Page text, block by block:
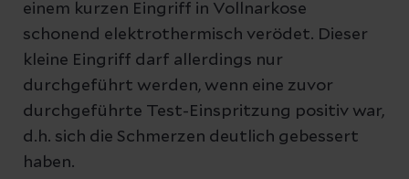
einem kurzen Eingriff in Vollnarkose
schonend elektrothermisch verödet. Dieser
kleine Eingriff darf allerdings nur
durchgeführt werden, wenn eine zuvor
durchgeführte Test-Einspritzung positiv war,
d.h. sich die Schmerzen deutlich gebessert
haben.